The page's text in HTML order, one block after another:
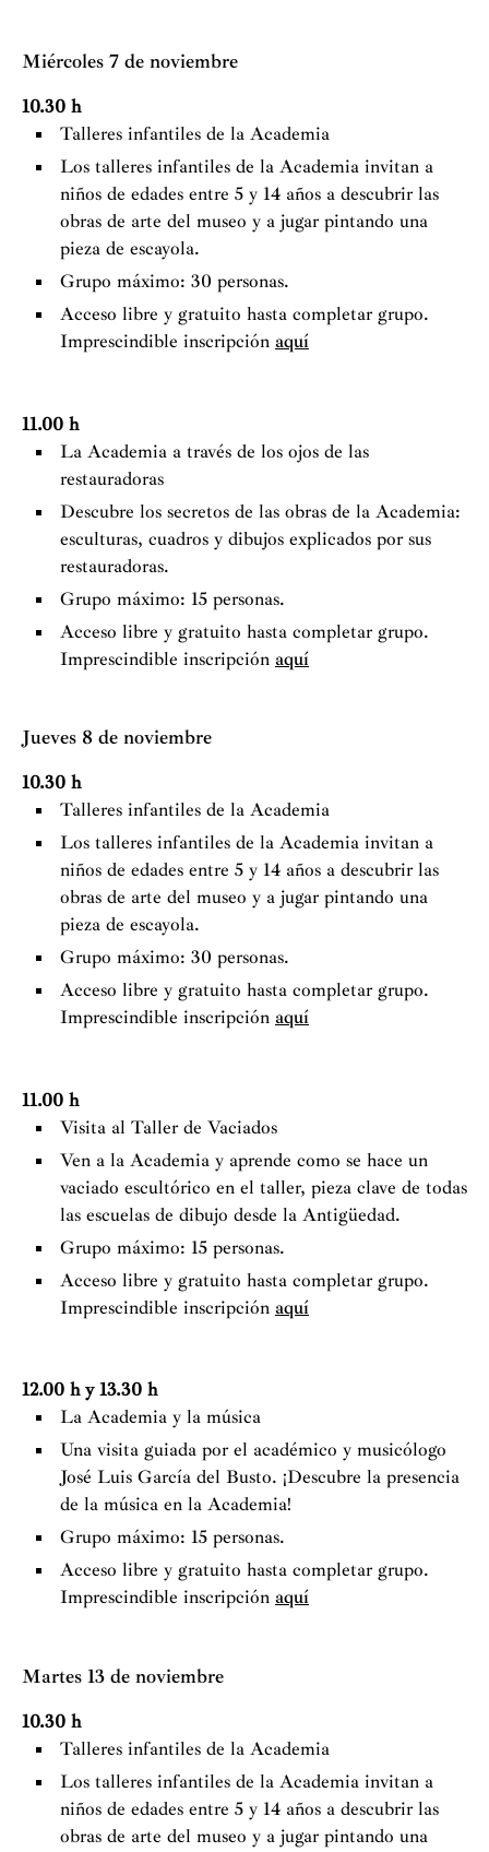
Miércoles 7 de noviembre
10.30 h
Talleres infantiles de la Academia
Los talleres infantiles de la Academia invitan a
niños de edades entre 5 y 14 años a descubrir las
obras de arte del museo y a jugar pintando una
pieza de escayola.
Grupo máximo: 30 personas.
Acceso libre y gratuito hasta completar grupo.
Imprescindible inscripción aquí
11.00 h
La Academia a través de los ojos de las
restauradoras
Descubre los secretos de las obras de la Academia:
esculturas, cuadros y dibujos explicados por sus
restauradoras.
Grupo máximo: 15 personas.
Acceso libre y gratuito hasta completar grupo.
Imprescindible inscripción aquí
Jueves 8 de noviembre
10.30 h
Talleres infantiles de la Academia
Los talleres infantiles de la Academia invitan a
niños de edades entre 5 y 14 años a descubrir las
obras de arte del museo y a jugar pintando una
pieza de escayola.
Grupo máximo: 30 personas.
Acceso libre y gratuito hasta completar grupo.
Imprescindible inscripción aquí
11.00 h
Visita al Taller de Vaciados
Ven a la Academia y aprende como se hace un
vaciado escultórico en el taller, pieza clave de todas
las escuelas de dibujo desde la Antigüedad.
Grupo máximo: 15 personas.
Acceso libre y gratuito hasta completar grupo.
Imprescindible inscripción aquí
12.00 h y 13.30 h
La Academia y la música
Una visita guiada por el académico y musicólogo
José Luis García del Busto. ¡Descubre la presencia
de la música en la Academia!
Grupo máximo: 15 personas.
Acceso libre y gratuito hasta completar grupo.
Imprescindible inscripción aquí
Martes 13 de noviembre
10.30 h
Talleres infantiles de la Academia
Los talleres infantiles de la Academia invitan a
niños de edades entre 5 y 14 años a descubrir las
obras de arte del museo y a jugar pintando una